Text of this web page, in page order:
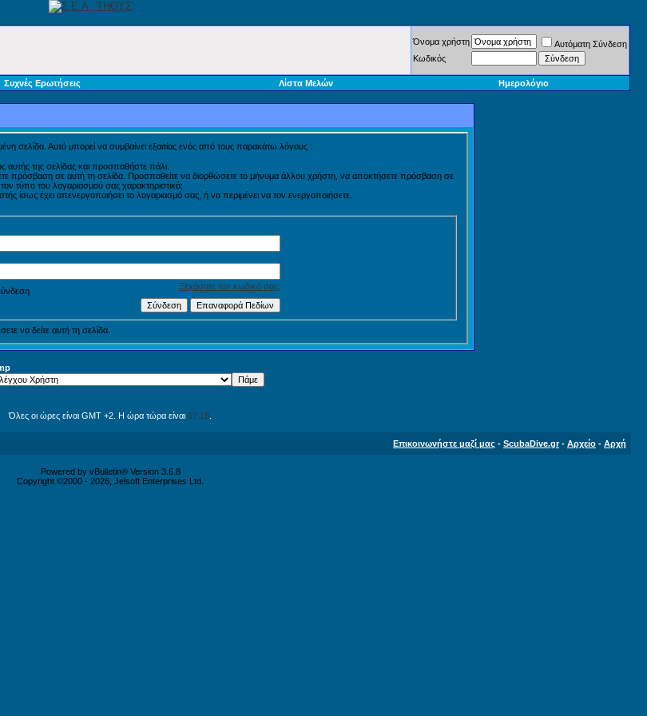
Όνομα χρήστη
Αυτόματη Σύνδεση
Κωδικός
Συχνές Ερωτήσεις Λίστα Μελών Ημερολόγιο
σελίδα. Αυτό μπορεί να συμβαίνει εξαιτίας ενός από τους παρακάτω λόγους :
της σελίδας και προσπαθήστε πάλι.
πρόσβαση σε αυτή τη σελίδα. Προσπαθείτε να διορθώσετε το μήνυμα άλλου χρήστη, να αποκτήσετε πρόσβαση σε
τύπο του λογαριασμού σας χαρακτηριστικά;
ίσως έχει απενεργοποιήσει το λογαριασμό σας, ή να περιμένει να τον ενεργοποιήσετε.
Ξεχάσατε τον κωδικό σας;
να δείτε αυτή τη σελίδα.
Όλες οι ώρες είναι GMT +2. Η ώρα τώρα είναι 07:18
Επικοινωνήστε μαζί μας - ScubaDive.gr- Αρχείο - Αρχή
Powered by vBulletin® Version 3.6.8
Copyright ©2000 - 2026, Jelsoft Enterprises Ltd.